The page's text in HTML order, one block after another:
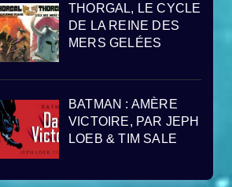
THORGAL, LE CYCLE
DE LA REINE DES
MERS GELÉES
BATMAN : AMÈRE
VICTOIRE, PAR JEPH
LOEB & TIM SALE